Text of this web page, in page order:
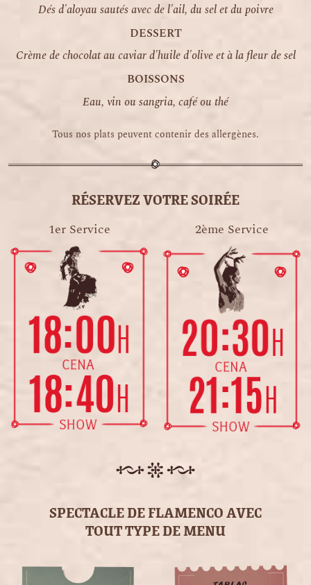
Dés d'aloyau sautés avec de l'ail, du sel et du poivre
DESSERT
Crème de chocolat au caviar d'huile d'olive et à la fleur de sel
BOISSONS
Eau, vin ou sangria, café ou thé
Tous nos plats peuvent contenir des allergènes.
RÉSERVEZ VOTRE SOIRÉE
1er Service 2ème Service
SPECTACLE DE FLAMENCO AVEC
TOUT TYPE DE MENU